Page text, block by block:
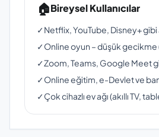
🏠Bireysel Kullanıcılar
✓Netflix, YouTube, Disney+
✓Online oyun – düşük
✓Zoom, Teams, Google Meet
✓Online eğitim, e-Devlet ve
✓Çok cihazlı ev ağı (akıllı TV,